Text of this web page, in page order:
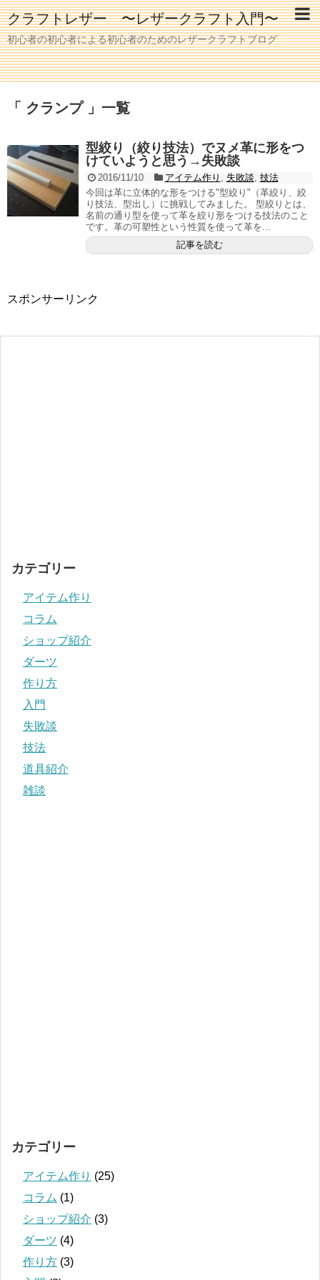
クラフトレザー 〜レザークラフト入門〜
初心者の初心者による初心者のためのレザークラフトブログ
「 クランプ 」一覧
型絞り（絞り技法）でヌメ革に形をつ
けていようと思う→失敗談
2016/11/10 アイテム作り 失敗談 技法
今回は革に立体的な形をつける"型絞り"（革絞り、絞
り技法、型出し）に挑戦してみました。 型絞りとは、
名前の通り型を使って革を絞り形をつける技法のこと
です。革の可塑性という性質を使って革を...
記事を読む
スポンサーリンク
カテゴリー
アイテム作り
コラム
ショップ紹介
ダーツ
作り方
入門
失敗談
技法
道具紹介
雑談
カテゴリー
アイテム作り (25)
コラム (1)
ショップ紹介 (3)
ダーツ (4)
作り方 (3)